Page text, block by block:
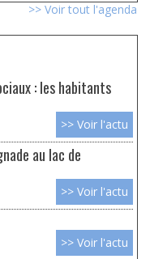
>> Voir tout l'agenda
: les habitants
>> Voir l'actu
au lac de
>> Voir l'actu
>> Voir l'actu